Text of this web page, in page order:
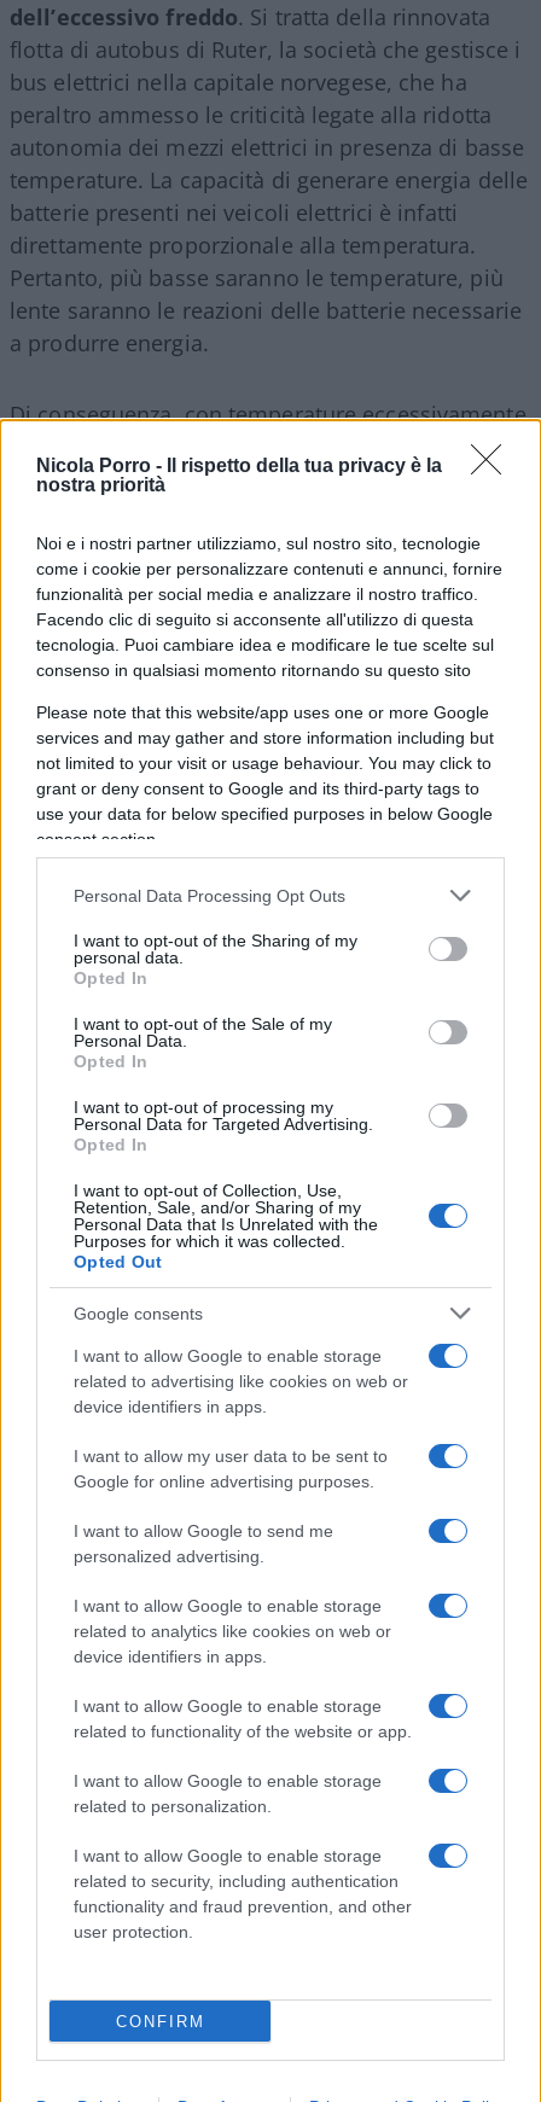
Nicola Porro -
Il rispetto della tua privacy è la
nostra priorità
Noi e i nostri partner utilizziamo, sul nostro sito, tecnologie
come i cookie per personalizzare contenuti e annunci, fornire
funzionalità per social media e analizzare il nostro traffico.
Facendo clic di seguito si acconsente all'utilizzo di questa
tecnologia. Puoi cambiare idea e modificare le tue scelte sul
consenso in qualsiasi momento ritornando su questo sito
Please note that this website/app uses one or more Google
services and may gather and store information including but
not limited to your visit or usage behaviour. You may click to
grant or deny consent to Google and its third-party tags to
use your data for below specified purposes in below Google
consent section.
Personal Data Processing Opt Outs
I want to opt-out of the Sharing of my
personal data.
Opted In
I want to opt-out of the Sale of my
Personal Data.
Opted In
I want to opt-out of processing my
Personal Data for Targeted Advertising.
Opted In
I want to opt-out of Collection, Use,
Retention, Sale, and/or Sharing of my
Personal Data that Is Unrelated with the
Purposes for which it was collected.
Opted Out
Google consents
I want to allow Google to enable storage
related to advertising like cookies on web or
device identifiers in apps.
I want to allow my user data to be sent to
Google for online advertising purposes.
I want to allow Google to send me
personalized advertising.
I want to allow Google to enable storage
related to analytics like cookies on web or
device identifiers in apps.
I want to allow Google to enable storage
related to functionality of the website or app.
I want to allow Google to enable storage
related to personalization.
I want to allow Google to enable storage
related to security, including authentication
functionality and fraud prevention, and other
user protection.
CONFIRM
dell’eccessivo freddo. Si tratta della rinnovata
flotta di autobus di Ruter, la società che gestisce i
bus elettrici nella capitale norvegese, che ha
peraltro ammesso le criticità legate alla ridotta
autonomia dei mezzi elettrici in presenza di basse
temperature. La capacità di generare energia delle
batterie presenti nei veicoli elettrici è infatti
direttamente proporzionale alla temperatura.
Pertanto, più basse saranno le temperature, più
lente saranno le reazioni delle batterie necessarie
a produrre energia.
Di conseguenza, con temperature eccessivamente
basse, come quelle generalmente fatte registrare
in questo periodo dell’anno nei paesi della
esponenzialmente ancora prima che questi
possano iniziare a muoversi. Perdipiù, oltre al
problema dell’autonomia, il calo termico fa
registrare un ulteriore criticità nei veicoli elettrici:
la gestione della temperatura all’interno
dell’abitacolo, che già di per sé può
rappresentare circa il 30% del consumo
complessivo, soprattutto negli autobus urbani
particolarmente affollati. Per ovviare alla
consistente perdita di autonomia legata al freddo
tantomeno inusuale in un paese come la
Norvegia), e al contempo evitare di dover
stravolgere i loro percorsi abituali, le autorità di
bruciatori a diesel.
L’installazione nei veicoli elettrici di riscaldatori
non poco) con la politica di emissioni zero
intrapresa da Oslo. Dopo aver praticamente
eliminato dalla circolazione i bus con motore a
combustione con l’intento di abbattere
zero, i norvegesi si troverebbero di colpo costretti
a dover installare sulle loro moderne ed eco-
inquinanti bruciatori a gasolioal fine di
preservarne l’autonomia. Beh, che dire, davvero
un gran bel paradosso.
Salvatore Di Bartolo, 7 gennaio 2023
#EMISSIONI ZERO
#NORVEGIA
#OSLO
63
SEDUTE SATIRICHE
Vignetta del 07/08/2026
Vai all'archivio delle vignette